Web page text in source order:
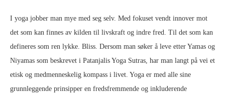
I yoga jobber man mye med seg selv. Med fokuset vendt innover mot
det som kan finnes av kilden til livskraft og indre fred. Til det som kan
defineres som ren lykke. Bliss. Dersom man søker å leve etter Yamas og
Niyamas som beskrevet i Patanjalis Yoga Sutras, har man langt på vei et
etisk og medmenneskelig kompass i livet. Yoga er med alle sine
grunnleggende prinsipper en fredsfremmende og inkluderende